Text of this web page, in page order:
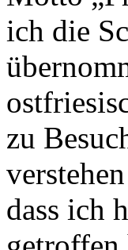
ich die
zu
dass ich